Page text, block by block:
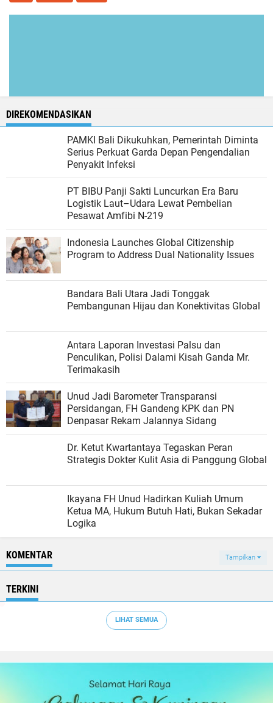
DIREKOMENDASIKAN
PAMKI Bali Dikukuhkan, Pemerintah Diminta
Serius Perkuat Garda Depan Pengendalian
Penyakit Infeksi
PT BIBU Panji Sakti Luncurkan Era Baru
Logistik Laut–Udara Lewat Pembelian
Pesawat Amfibi N-219
Indonesia Launches Global Citizenship
Program to Address Dual Nationality Issues
Bandara Bali Utara Jadi Tonggak
Pembangunan Hijau dan Konektivitas Global
Antara Laporan Investasi Palsu dan
Penculikan, Polisi Dalami Kisah Ganda Mr.
Terimakasih
Unud Jadi Barometer Transparansi
Persidangan, FH Gandeng KPK dan PN
Denpasar Rekam Jalannya Sidang
Dr. Ketut Kwartantaya Tegaskan Peran
Strategis Dokter Kulit Asia di Panggung Global
Ikayana FH Unud Hadirkan Kuliah Umum
Ketua MA, Hukum Butuh Hati, Bukan Sekadar
Logika
KOMENTAR Tampilkan
TERKINI
LIHAT SEMUA